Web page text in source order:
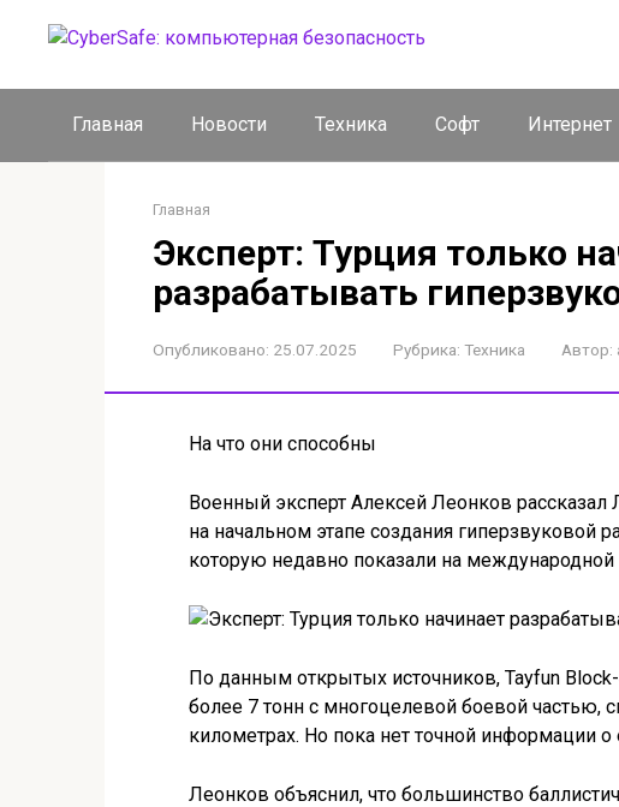
Главная Новости Техника Софт Интернет
Главная
Эксперт: Турция только
разрабатывать
Опубликовано: 25.07.2025 Рубрика: Техника Автор:
На что они способны
Военный эксперт Алексей Леонков рассказал
на начальном этапе создания гиперзвуковой
которую недавно показали на
По данным открытых источников, Tayfun
более 7 тонн с многоцелевой боевой частью,
километрах. Но пока нет точной информации о
Леонков объяснил, что большинство